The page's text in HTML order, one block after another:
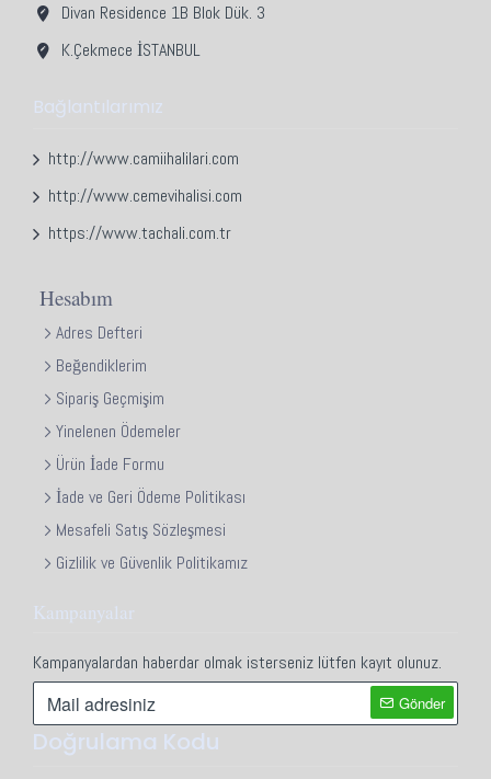
Divan Residence 1B Blok Dük. 3
K.Çekmece İSTANBUL
Bağlantılarımız
http://www.camiihalilari.com
http://www.cemevihalisi.com
https://www.tachali.com.tr
Hesabım
Adres Defteri
Beğendiklerim
Sipariş Geçmişim
Yinelenen Ödemeler
Ürün İade Formu
İade ve Geri Ödeme Politikası
Mesafeli Satış Sözleşmesi
Gizlilik ve Güvenlik Politikamız
Kampanyalar
Kampanyalardan haberdar olmak isterseniz lütfen kayıt olunuz.
Gönder
Doğrulama Kodu